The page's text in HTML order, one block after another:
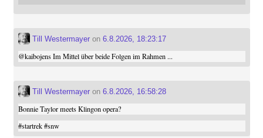
Till Westermayeron 6.8.2026, 18:23:17
@kaibojensIm Mittel über beide Folgen im Rahmen ...
Till Westermayeron 6.8.2026, 16:58:28
Bonnie Taylor meets Klingon opera?
#startrek #snw